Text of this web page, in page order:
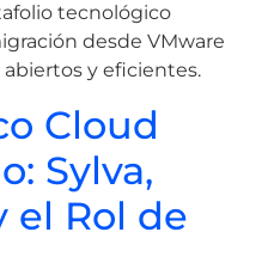
tecnológico
desde VMware
y eficientes.
Cloud
Sylva,
el Rol de